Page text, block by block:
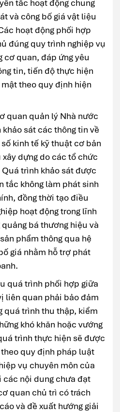
tắc hoạt động chung
và công bố giá vật liệu
hoạt động phối hợp
đúng quy trình nghiệp vụ
cơ quan, đáp ứng yêu
tin, tiến độ thực hiện
theo quy định hiện
quan quản lý Nhà nước
sát các thông tin về
kinh tế kỹ thuật cơ bản
dựng do các tổ chức
trình khảo sát được
tắc không làm phát sinh
đồng thời tạo điều
hoạt động trong lĩnh
bá thương hiệu và
phẩm thông qua hệ
giá nhằm hỗ trợ phát
quá trình phối hợp giữa
liên quan phải bảo đảm
quá trình thu thập, kiểm
khó khăn hoặc vướng
trình thực hiện sẽ được
quy định pháp luật
vụ chuyên môn của
nội dung chưa đạt
quan chủ trì có trách
và đề xuất hướng giải